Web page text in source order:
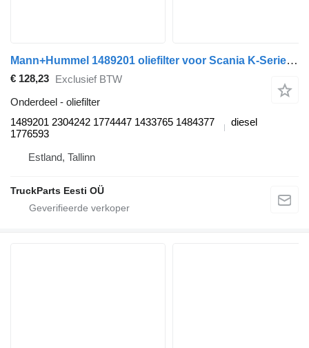
Mann+Hummel 1489201 oliefilter voor Scania K-Series (2016-) bus
€ 128,23 Exclusief BTW
Onderdeel - oliefilter
1489201 2304242 1774447 1433765 1484377
1776593
diesel
Estland, Tallinn
TruckParts Eesti OÜ